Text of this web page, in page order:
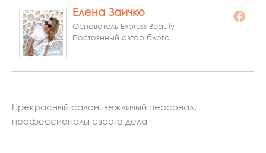
Елена Заичко
Основатель Express Beauty
Постоянный автор блога
Прекрасный салон, вежливый персонал,
профессионалы своего дела